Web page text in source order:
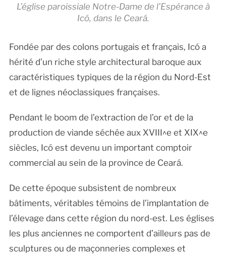
L’église paroissiale Notre-Dame de l’Espérance à
Icó, dans le Ceará.
Fondée par des colons portugais et français, Icó a
hérité d’un riche style architectural baroque aux
caractéristiques typiques de la région du Nord-Est
et de lignes néoclassiques françaises.
Pendant le boom de l’extraction de l’or et de la
production de viande séchée aux XVIII^e et XIX^e
siècles, Icó est devenu un important comptoir
commercial au sein de la province de Ceará.
De cette époque subsistent de nombreux
bâtiments, véritables témoins de l’implantation de
l’élevage dans cette région du nord-est. Les églises
les plus anciennes ne comportent d’ailleurs pas de
sculptures ou de maçonneries complexes et